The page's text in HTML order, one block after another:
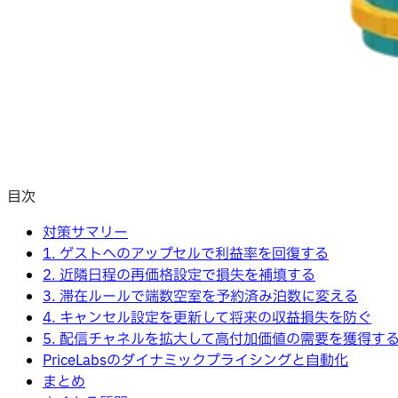
目次
対策サマリー
1. ゲストへのアップセルで利益率を回復する
2. 近隣日程の再価格設定で損失を補填する
3. 滞在ルールで端数空室を予約済み泊数に変える
4. キャンセル設定を更新して将来の収益損失を防ぐ
5. 配信チャネルを拡大して高付加価値の需要を獲得す
PriceLabsのダイナミックプライシングと自動化
まとめ